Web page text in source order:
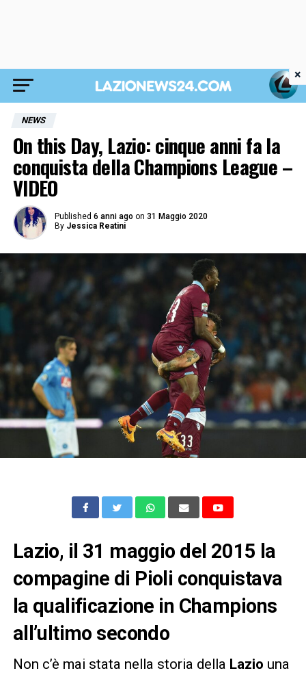
NEWS
On this Day, Lazio: cinque anni fa la
conquista della Champions League –
VIDEO
Published 6 anni ago on 31 Maggio 2020
By Jessica Reatini
Lazio, il 31 maggio del 2015 la
compagine di Pioli conquistava
la qualificazione in Champions
all’ultimo secondo
Non c’è mai stata nella storia della Lazio una
×